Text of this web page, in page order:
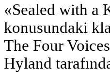
«Sealed with a
konusundaki
The Four
Hyland